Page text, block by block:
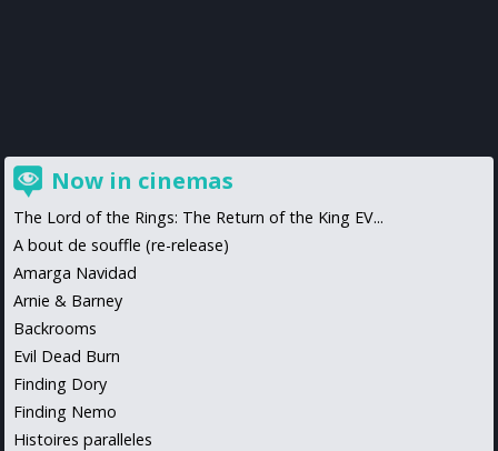
Now in cinemas
The Lord of the Rings: The Return of the King EV...
A bout de souffle (re-release)
Amarga Navidad
Arnie & Barney
Backrooms
Evil Dead Burn
Finding Dory
Finding Nemo
Histoires paralleles